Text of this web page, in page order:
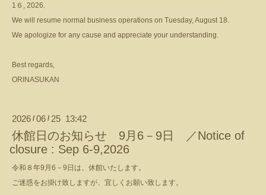
1６, 2026.
We will resume normal business operations on Tuesday, August 18.
We apologize for any cause and appreciate your understanding.
Best regards,
ORINASUKAN
2026 / 06 / 25 13:42
休館日のお知らせ 9月6－9日 ／Notice of
closure : Sep 6-9,2026
令和８年9月6－9日は、休館いたします。
ご迷惑をお掛け致しますが、宜しくお願い致します。